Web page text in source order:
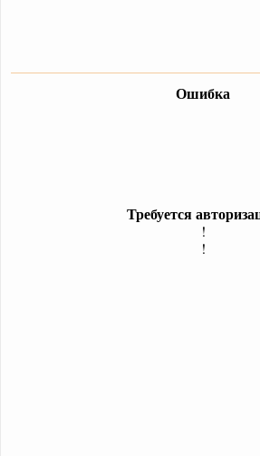
Ошибка
Требуется
!
!